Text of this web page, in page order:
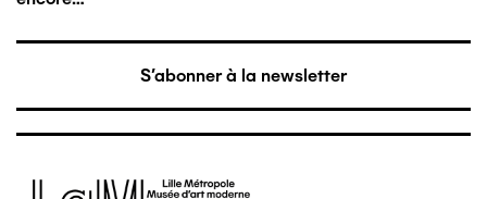
S'abonner à la newsletter
Image